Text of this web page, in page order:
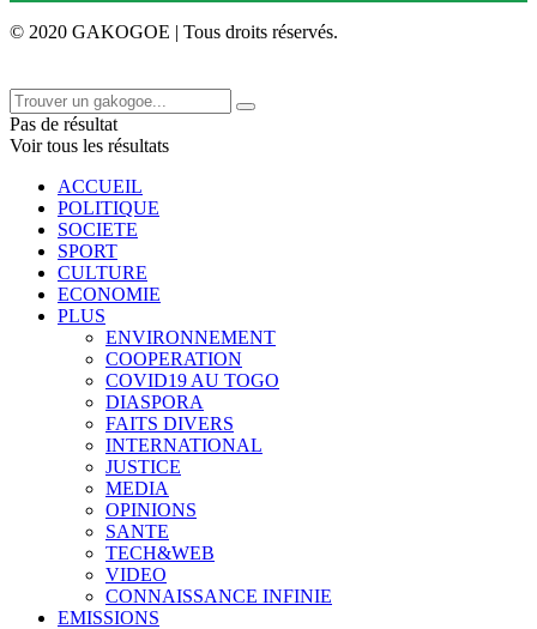
© 2020 GAKOGOE | Tous droits réservés.
Pas de résultat
Voir tous les résultats
ACCUEIL
POLITIQUE
SOCIETE
SPORT
CULTURE
ECONOMIE
PLUS
ENVIRONNEMENT
COOPERATION
COVID19 AU TOGO
DIASPORA
FAITS DIVERS
INTERNATIONAL
JUSTICE
MEDIA
OPINIONS
SANTE
TECH&WEB
VIDEO
CONNAISSANCE INFINIE
EMISSIONS